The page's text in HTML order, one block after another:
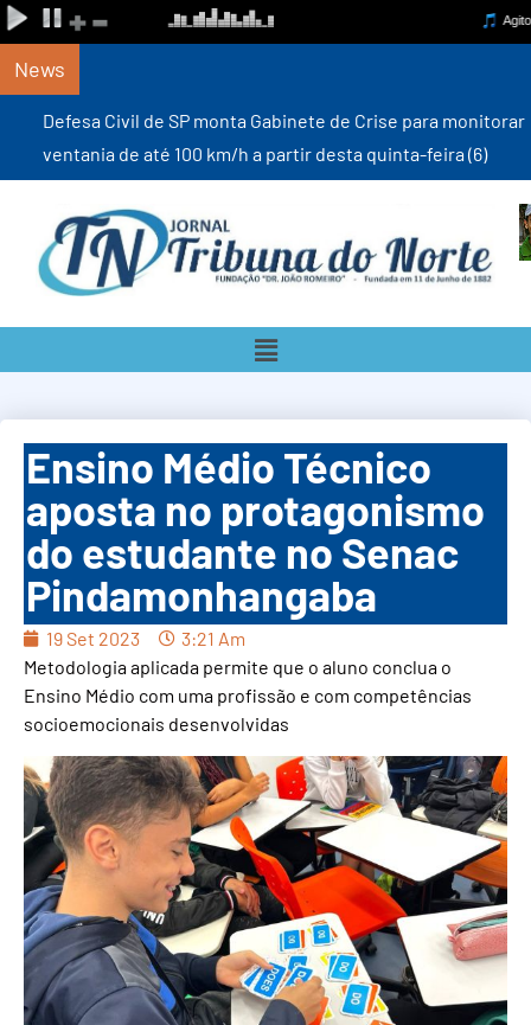
News
Defesa Civil de SP monta Gabinete de Crise para monitorar
ventania de até 100 km/h a partir desta quinta-feira (6)
Ensino Médio Técnico
aposta no protagonismo
do estudante no Senac
Pindamonhangaba
19 Set 2023
3:21 Am
Metodologia aplicada permite que o aluno conclua o
Ensino Médio com uma profissão e com competências
socioemocionais desenvolvidas